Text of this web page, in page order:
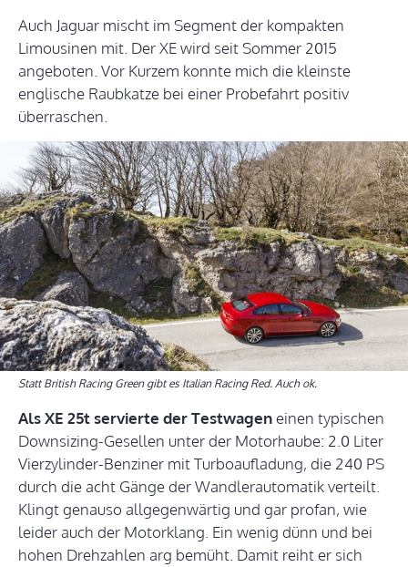
Auch Jaguar mischt im Segment der kompakten
Limousinen mit. Der XE wird seit Sommer 2015
angeboten. Vor Kurzem konnte mich die kleinste
englische Raubkatze bei einer Probefahrt positiv
überraschen.
Statt British Racing Green gibt es Italian Racing Red. Auch ok.
Als XE 25t servierte der Testwageneinen typischen
Downsizing-Gesellen unter der Motorhaube: 2.0 Liter
Vierzylinder-Benziner mit Turboaufladung, die 240 PS
durch die acht Gänge der Wandlerautomatik verteilt.
Klingt genauso allgegenwärtig und gar profan, wie
leider auch der Motorklang. Ein wenig dünn und bei
hohen Drehzahlen arg bemüht. Damit reiht er sich